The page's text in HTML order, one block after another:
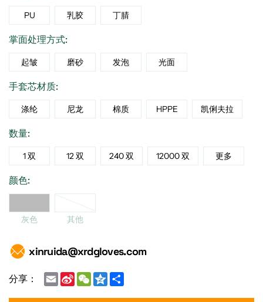
PU 乳胶 丁腈
掌面处理方式:
起皱 磨砂 发泡 光面
手套芯材质:
涤纶 尼龙 棉质 HPPE 凯俐夫拉
数量:
1 双 12 双 240 双 12000 双 更多
颜色:
灰色 其他
xinruida@xrdgloves.com
分享： EmailSina
Weibo
WeChat
Qzone